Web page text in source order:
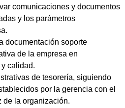
comunicaciones y documentos
y los parámetros
documentación soporte
de la empresa en
calidad.
de tesorería, siguiendo
por la gerencia con el
de la organización.